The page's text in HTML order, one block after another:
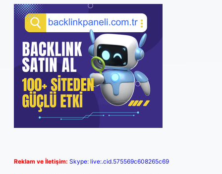
Reklam ve İletişim: Skype: live:.cid.575569c608265c69